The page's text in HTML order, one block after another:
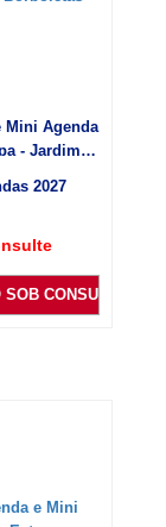
Mini Agenda
- Jardim
2027
SOB CONSULTA